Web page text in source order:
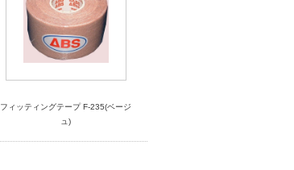
フィッティングテープ F-235(ベージ
ュ)